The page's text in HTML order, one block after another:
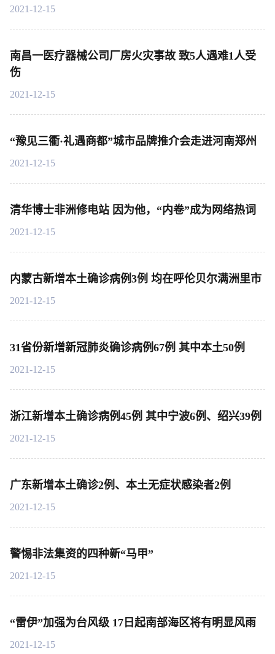
2021-12-15
南昌一医疗器械公司厂房火灾事故 致5人遇难1人受
伤
2021-12-15
“豫见三衢·礼遇商都”城市品牌推介会走进河南郑州
2021-12-15
清华博士非洲修电站 因为他，“内卷”成为网络热词
2021-12-15
内蒙古新增本土确诊病例3例 均在呼伦贝尔满洲里市
2021-12-15
31省份新增新冠肺炎确诊病例67例 其中本土50例
2021-12-15
浙江新增本土确诊病例45例 其中宁波6例、绍兴39例
2021-12-15
广东新增本土确诊2例、本土无症状感染者2例
2021-12-15
警惕非法集资的四种新“马甲”
2021-12-15
“雷伊”加强为台风级 17日起南部海区将有明显风雨
2021-12-15